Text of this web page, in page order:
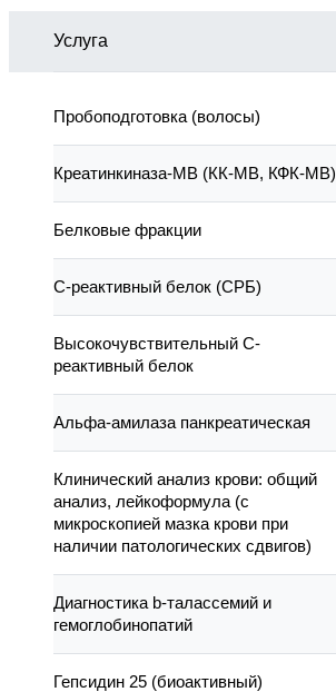
Услуга
Пробоподготовка (волосы)
Креатинкиназа-МВ (КК-МВ, КФК-МВ)
Белковые фракции
С-реактивный белок (СРБ)
Высокочувствительный С-
реактивный белок
Альфа-амилаза панкреатическая
Клинический анализ крови: общий
анализ, лейкоформула (с
микроскопией мазка крови при
наличии патологических сдвигов)
Диагностика b-талассемий и
гемоглобинопатий
Гепсидин 25 (биоактивный)